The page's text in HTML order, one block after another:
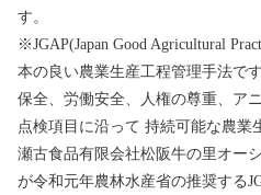
す。
※JGAP(Japan Good Agricultural
本の良い農業生産工程管理手法で
保全、労働安全、人権の尊重、ア
点検項目に沿って 持続可能な農業
瀬古食品有限会社松阪牛の里オー
が令和元年農林水産省の推奨する